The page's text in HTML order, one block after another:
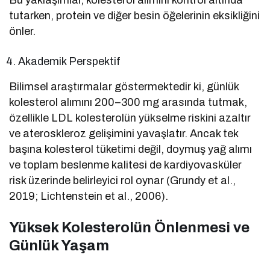
tutarken, protein ve diğer besin öğelerinin eksikliğini
önler.
Akademik Perspektif
Bilimsel araştırmalar göstermektedir ki, günlük
kolesterol alımını 200–300 mg arasında tutmak,
özellikle LDL kolesterolün yükselme riskini azaltır
ve ateroskleroz gelişimini yavaşlatır. Ancak tek
başına kolesterol tüketimi değil, doymuş yağ alımı
ve toplam beslenme kalitesi de kardiyovasküler
risk üzerinde belirleyici rol oynar (Grundy et al.,
2019; Lichtenstein et al., 2006).
Yüksek Kolesterolün Önlenmesi ve
Günlük Yaşam